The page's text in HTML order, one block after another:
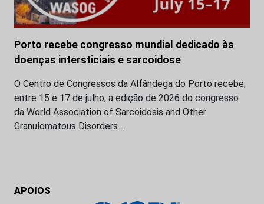
Porto recebe congresso mundial dedicado às
doenças intersticiais e sarcoidose
O Centro de Congressos da Alfândega do Porto recebe,
entre 15 e 17 de julho, a edição de 2026 do congresso
da World Association of Sarcoidosis and Other
Granulomatous Disorders…
APOIOS